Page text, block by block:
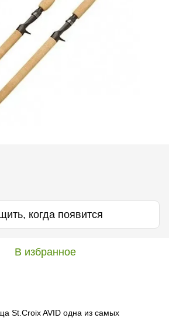
когда появится
В избранное
St.Croix AVID одна из самых